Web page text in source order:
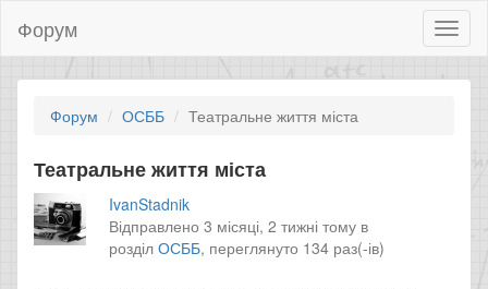
Форум
Форум ОСББ Театральне життя міста
Театральне життя міста
IvanStadnik
Відправлено 3 місяці, 2 тижні тому в
розділОСББ, переглянуто 134 раз(-ів)